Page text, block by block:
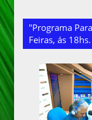
"Programa
Feiras, ás 18hs.